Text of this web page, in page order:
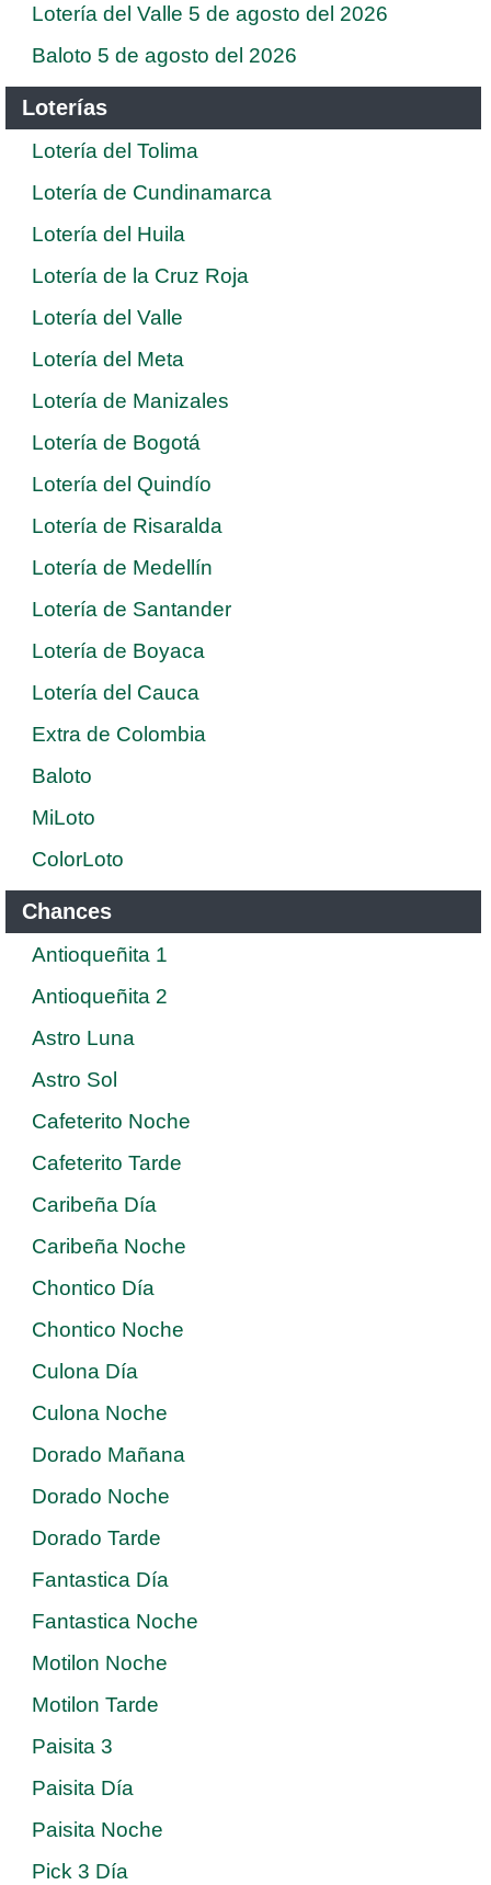
Lotería del Valle 5 de agosto del 2026
Baloto 5 de agosto del 2026
Loterías
Lotería del Tolima
Lotería de Cundinamarca
Lotería del Huila
Lotería de la Cruz Roja
Lotería del Valle
Lotería del Meta
Lotería de Manizales
Lotería de Bogotá
Lotería del Quindío
Lotería de Risaralda
Lotería de Medellín
Lotería de Santander
Lotería de Boyaca
Lotería del Cauca
Extra de Colombia
Baloto
MiLoto
ColorLoto
Chances
Antioqueñita 1
Antioqueñita 2
Astro Luna
Astro Sol
Cafeterito Noche
Cafeterito Tarde
Caribeña Día
Caribeña Noche
Chontico Día
Chontico Noche
Culona Día
Culona Noche
Dorado Mañana
Dorado Noche
Dorado Tarde
Fantastica Día
Fantastica Noche
Motilon Noche
Motilon Tarde
Paisita 3
Paisita Día
Paisita Noche
Pick 3 Día